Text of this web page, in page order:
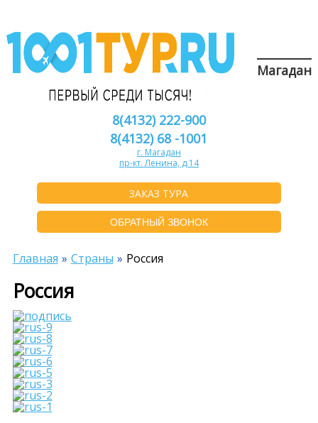
Магадан
ЗАКАЗ ТУРА
ОБРАТНЫЙ ЗВОНОК
8(4132) 222-900
8(4132) 68 -1001
г. Магадан
пр-кт. Ленина, д.14
Главная Страны Россия
Россия